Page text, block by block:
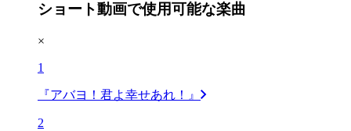
ショート動画で使用可能な楽曲
×
1
『アバヨ！君よ幸せあれ！』
2